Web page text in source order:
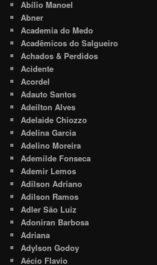
Abílio Manoel
Abner
Academia do Medo
Acadêmicos do Salgueiro
Achados & Perdidos
Acidente
Acordel
Adauto Santos
Adeilton Alves
Adelaide Chiozzo
Adelina Garcia
Adelino Moreira
Ademilde Fonseca
Ademir Lemos
Adilson Adriano
Adilson Ramos
Adler São Luiz
Adoniran Barbosa
Adriana
Adylson Godoy
Aécio Flavio